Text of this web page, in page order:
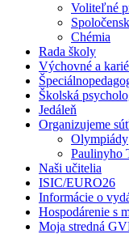
Voliteľné
Chémia
Rada školy
Výchovné a
Školská
Jedáleň
Organizujeme
Olympiády
Paulinyho
Naši učitelia
ISIC/EURO26
Informácie o
Hospodárenie s
Moja stredná